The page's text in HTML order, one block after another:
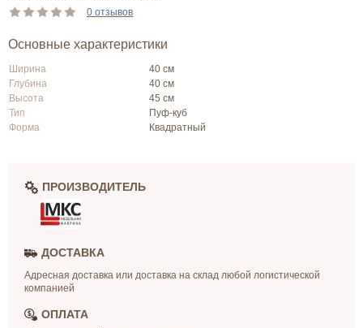
0 отзывов
Основные характеристики
Ширина
40 см
Глубина
40 см
Высота
45 см
Тип
Пуф-куб
Форма
Квадратный
ПРОИЗВОДИТЕЛЬ
ДОСТАВКА
Адресная доставка или доставка на склад любой логистической
компанией
ОПЛАТА